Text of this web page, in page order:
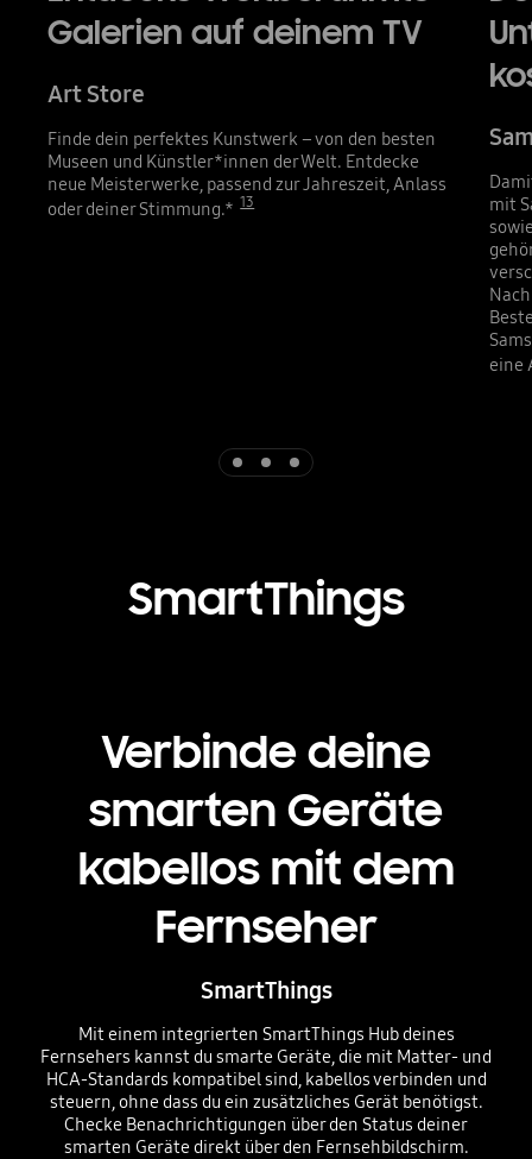
Galerien auf deinem TV
Art Store
Finde dein perfektes Kunstwerk – von den besten
Museen und Künstler*innen der Welt. Entdecke
neue Meisterwerke, passend zur Jahreszeit, Anlass
oder deiner Stimmung.* 13
mit
eine
SmartThings
Verbinde deine
smarten Geräte
kabellos mit dem
Fernseher
SmartThings
Mit einem integrierten SmartThings Hub deines
Fernsehers kannst du smarte Geräte, die mit Matter- und
HCA-Standards kompatibel sind, kabellos verbinden und
steuern, ohne dass du ein zusätzliches Gerät benötigst.
Checke Benachrichtigungen über den Status deiner
smarten Geräte direkt über den Fernsehbildschirm.